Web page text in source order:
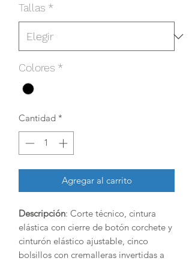
Tallas *
Colores *
Cantidad *
Agregar al carrito
Descripción: Corte técnico, cintura
elástica con cierre de botón corchete y
cinturón elástico ajustable, cinco
bolsillos con cremalleras invertidas a